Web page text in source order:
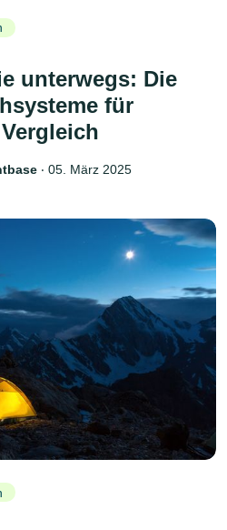
unterwegs: Die
für
‧ 05. März 2025